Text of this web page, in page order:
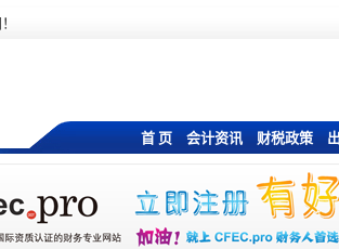
首 页 会计资讯 财税政策